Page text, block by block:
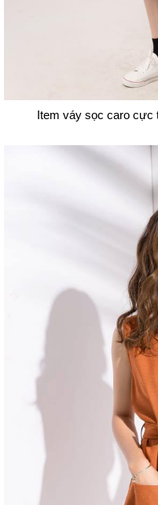
Item váy sọc caro cực